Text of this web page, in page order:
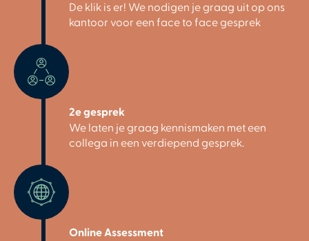
De klik is er! We nodigen je graag uit op ons
kantoor voor een face to face gesprek
2e gesprek
We laten je graag kennismaken met een
collega in een verdiepend gesprek.
Online Assessment